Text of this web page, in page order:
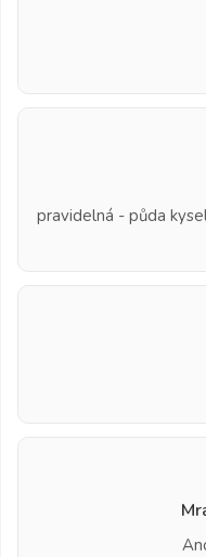
pravidelná - půda